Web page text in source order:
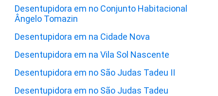
Desentupidora em no Conjunto Habitacional
Ângelo Tomazin
Desentupidora em na Cidade Nova
Desentupidora em na Vila Sol Nascente
Desentupidora em no São Judas Tadeu II
Desentupidora em no São Judas Tadeu